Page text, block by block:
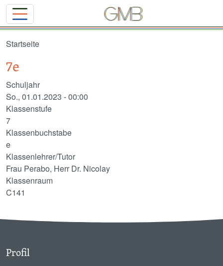
Startseite
7e
Schuljahr
So., 01.01.2023 - 00:00
Klassenstufe
7
Klassenbuchstabe
e
Klassenlehrer/Tutor
Frau Perabo, Herr Dr. Nicolay
Klassenraum
C141
Profil